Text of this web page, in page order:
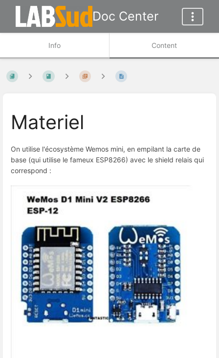
Doc Center
Info Content
Materiel
On utilise l'écosystème Wemos mini, en empilant la carte de
base (qui utilise le fameux ESP8266) avec le shield relais qui
correspond :